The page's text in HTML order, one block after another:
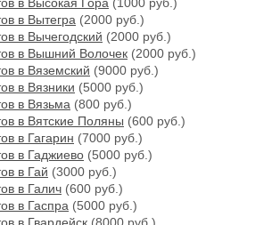
в Вытегра (2000 руб.)
в Вычегодский (2000 руб.)
в Вышний Волочек (2000 руб.)
в Вяземский (9000 руб.)
в Вязники (5000 руб.)
в Вязьма (800 руб.)
в Вятские Поляны (600 руб.)
в Гагарин (7000 руб.)
в Гаджиево (5000 руб.)
в Гай (3000 руб.)
в Галич (600 руб.)
в Гаспра (5000 руб.)